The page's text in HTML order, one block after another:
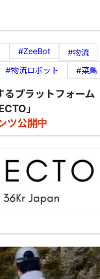
#ZeeBot
#物流
#物流ロボット #菜鳥
るプラットフォーム
」
ツ公開中